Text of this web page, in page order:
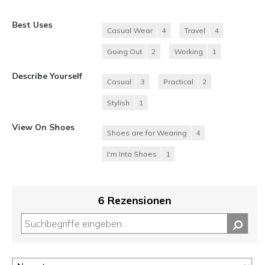
Best Uses
Casual Wear 4 Travel 4
Going Out 2 Working 1
Describe Yourself
Casual 3 Practical 2
Stylish 1
View On Shoes
Shoes are for Wearing 4
I'm Into Shoes 1
6 Rezensionen